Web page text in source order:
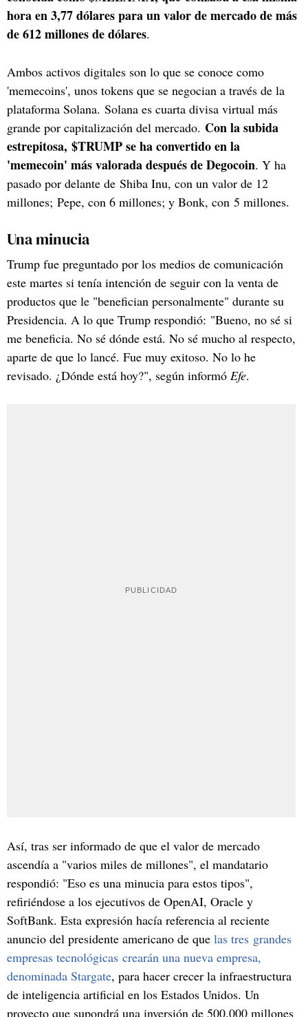
hora en 3,77 dólares para un valor de mercado de más
de 612 millones de dólares.
Ambos activos digitales son lo que se conoce como
'memecoins', unos tokens que se negocian a través de la
plataforma Solana. Solana es cuarta divisa virtual más
grande por capitalización del mercado. Con la subida
estrepitosa, $TRUMP se ha convertido en la
'memecoin' más valorada después de Degocoin. Y ha
pasado por delante de Shiba Inu, con un valor de 12
millones; Pepe, con 6 millones; y Bonk, con 5 millones.
Una minucia
Trump fue preguntado por los medios de comunicación
este martes si tenía intención de seguir con la venta de
productos que le "benefician personalmente" durante su
Presidencia. A lo que Trump respondió: "Bueno, no sé si
me beneficia. No sé dónde está. No sé mucho al respecto,
aparte de que lo lancé. Fue muy exitoso. No lo he
revisado. ¿Dónde está hoy?", según informó Efe.
Así, tras ser informado de que el valor de mercado
ascendía a "varios miles de millones", el mandatario
respondió: "Eso es una minucia para estos tipos",
refiriéndose a los ejecutivos de OpenAI, Oracle y
SoftBank. Esta expresión hacía referencia al reciente
anuncio del presidente americano de que las tres grandes
empresas tecnológicas crearán una nueva empresa,
denominada Stargate, para hacer crecer la infraestructura
de inteligencia artificial en los Estados Unidos. Un
proyecto que supondrá una inversión de 500.000 millones